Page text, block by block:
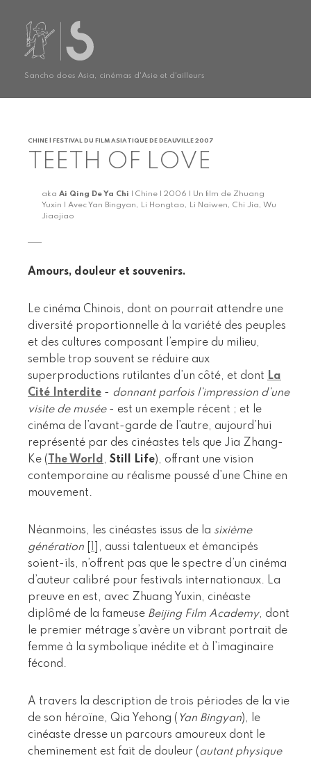
Sancho does Asia, cinémas d'Asie et d'ailleurs
CHINE | FESTIVAL DU FILM ASIATIQUE DE DEAUVILLE 2007
TEETH OF LOVE
aka Ai Qing De Ya Chi | Chine | 2006 | Un film de Zhuang
Yuxin | Avec Yan Bingyan, Li Hongtao, Li Naiwen, Chi Jia, Wu
Jiaojiao
Amours, douleur et souvenirs.
Le cinéma Chinois, dont on pourrait attendre une
diversité proportionnelle à la variété des peuples
et des cultures composant l’empire du milieu,
semble trop souvent se réduire aux
superproductions rutilantes d’un côté, et dont La
Cité Interdite - donnant parfois l’impression d’une
visite de musée- est un exemple récent ; et le
cinéma de l’avant-garde de l’autre, aujourd’hui
représenté par des cinéastes tels que Jia Zhang-
Ke (
The World , Still Life), offrant une vision
contemporaine au réalisme poussé d’une Chine en
mouvement.
Néanmoins, les cinéastes issus de la sixième
génération
, aussi talentueux et émancipés
soient-ils, n’offrent pas que le spectre d’un cinéma
d’auteur calibré pour festivals internationaux. La
preuve en est, avec Zhuang Yuxin, cinéaste
diplômé de la fameuse Beijing Film Academy, dont
le premier métrage s’avère un vibrant portrait de
femme à la symbolique inédite et à l’imaginaire
fécond.
A travers la description de trois périodes de la vie
de son héroïne, Qia Yehong ( Yan Bingyan), le
cinéaste dresse un parcours amoureux dont le
cheminement est fait de douleur (autant physique